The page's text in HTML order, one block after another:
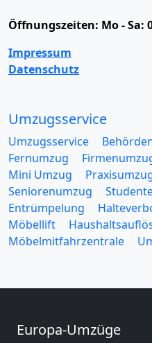
Öffnungszeiten: Mo - Sa:
Impressum
Datenschutz
Umzugsservice
Umzugsservice
Fernumzug
Mini Umzug
Seniorenumzug
Entrümpelung
Möbellift
Möbelmitfahrzentrale
Europa-Umzüge